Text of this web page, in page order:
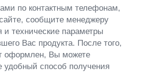
по контактным телефонам,
сообщите менеджеру
и технические параметры
Вас продукта. После того,
оформлен, Вы можете
удобный способ получения